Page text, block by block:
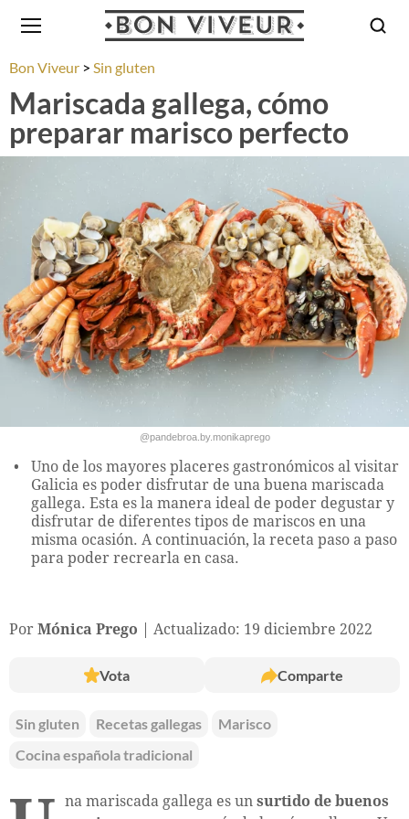
Bon Viveur Sin gluten
Mariscada gallega, cómo
preparar marisco perfecto
@pandebroa.by.monikaprego
Uno de los mayores placeres gastronómicos al visitar
Galicia es poder disfrutar de una buena mariscada
gallega. Esta es la manera ideal de poder degustar y
disfrutar de diferentes tipos de mariscos en una
misma ocasión. A continuación, la receta paso a paso
para poder recrearla en casa.
Por Mónica Prego Actualizado: 19 diciembre 2022
Vota Comparte
Sin gluten Recetas gallegas
Marisco
Cocina española tradicional
na mariscada gallega es un surtido de buenos